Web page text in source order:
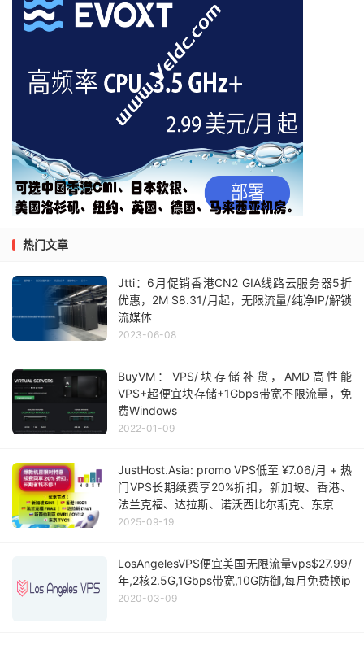
热门文章
Jtti：6月促销香港CN2 GIA线路云服务器5折
优惠，2M $8.31/月起，无限流量/纯净IP/解锁
流媒体
2023-06-08
BuyVM：VPS/块存储补货，AMD高性能
VPS+超便宜块存储+1Gbps带宽不限流量，免
费Windows
2022-01-09
JustHost.Asia: promo VPS低至 ¥7.06/月 + 热
门VPS长期续费享20%折扣，新加坡、香港、
法兰克福、达拉斯、诺沃西比尔斯克、东京
2025-09-19
LosAngelesVPS便宜美国无限流量vps$27.99/
年,2核2.5G,1Gbps带宽,10G防御,每月免费换ip
2020-03-09